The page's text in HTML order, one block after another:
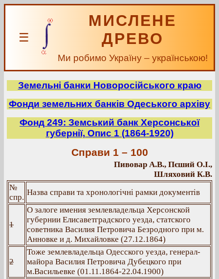
☰
МИСЛЕНЕ
ДРЕВО
Ми робимо Україну – українською!
Земельні банки Новоросійського краю
Фонди земельних банків Одеського архіву
Фонд 249: Земський банк Херсонської
губернії, Опис 1 (1864-1920)
Справи 1 – 100
Пивовар А.В., Пєший О.І.,
Шляховий К.В.
№
спр.
Назва справи та хронологічні рамки документів
1
О залоге имения землевладельца Херсонской
губернии Елисаветградского уезда, статского
советника Василия Петровича Безродного при м.
Анновке и д. Михайловке (27.12.1864)
2
Тоже землевладельца Одесского уезда, генерал-
майора Василия Петровича Дубецкого при
м.Васильевке (01.11.1864-22.04.1900)